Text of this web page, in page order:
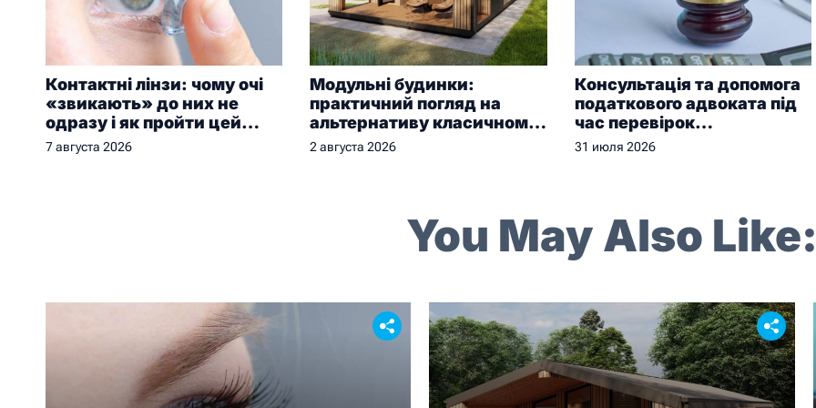
Контактні лінзи: чому очі
«звикають» до них не
одразу і як пройти цей
період без дискомфорту
7 августа 2026
Модульні будинки:
практичний погляд на
альтернативу класичному
будівництву
2 августа 2026
Консультація та допомога
податкового адвоката під
час перевірок
контролюючих органів
31 июля 2026
You May Also